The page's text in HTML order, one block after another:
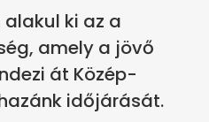
alakul ki az a
amely a jövő
át Közép-
időjárását.